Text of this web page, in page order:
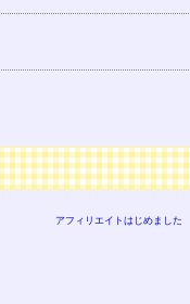
アフィリエイトはじめました